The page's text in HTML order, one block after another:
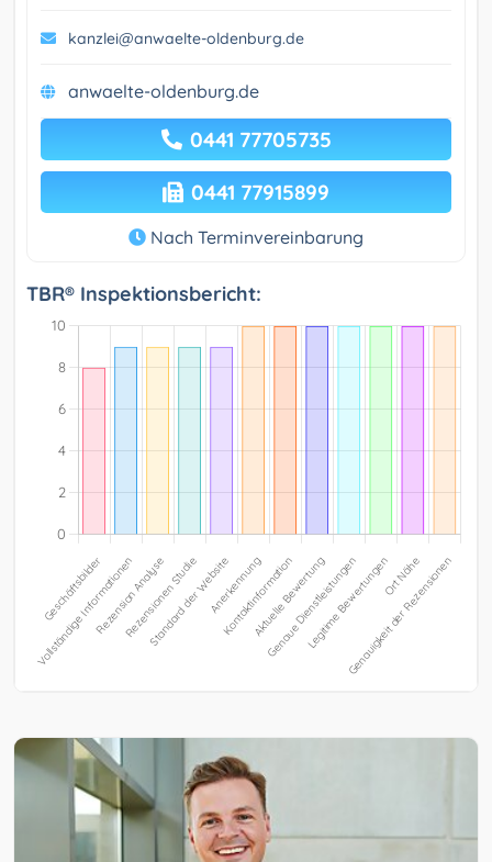
kanzlei@anwaelte-oldenburg.de
anwaelte-oldenburg.de
0441 77705735
0441 77915899
Nach Terminvereinbarung
TBR® Inspektionsbericht: